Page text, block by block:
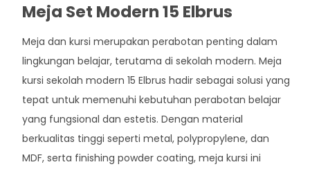
Meja Set Modern 15 Elbrus
Meja dan kursi merupakan perabotan penting dalam
lingkungan belajar, terutama di sekolah modern. Meja
kursi sekolah modern 15 Elbrus hadir sebagai solusi yang
tepat untuk memenuhi kebutuhan perabotan belajar
yang fungsional dan estetis. Dengan material
berkualitas tinggi seperti metal, polypropylene, dan
MDF, serta finishing powder coating, meja kursi ini